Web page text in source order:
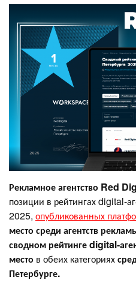
Рекламное агентство Red
позиции в рейтингах digital-
2025, опубликованных
место среди агентств
сводном рейтинге digital-
место в обеих категориях
Петербурге.